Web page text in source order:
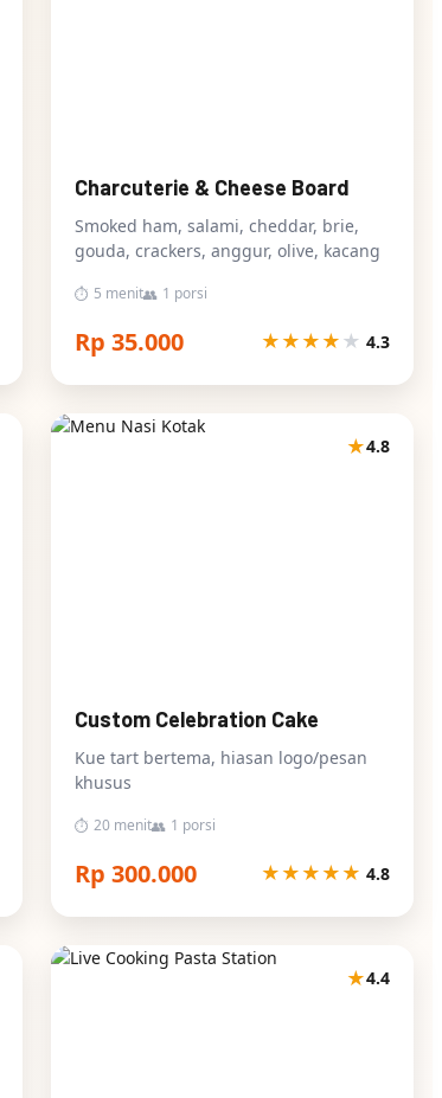
Charcuterie & Cheese Board
Smoked ham, salami, cheddar, brie,
gouda, crackers, anggur, olive, kacang
⏱ 5 menit👥 1 porsi
Rp 35.000 ★★★★★ 4.3
★4.8
Custom Celebration Cake
Kue tart bertema, hiasan logo/pesan
khusus
⏱ 20 menit👥 1 porsi
Rp 300.000 ★★★★★ 4.8
★4.4